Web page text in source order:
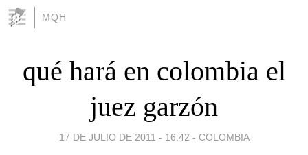
MQH
qué hará en colombia el
juez garzón
17 DE JULIO DE 2011 - 16:42 - COLOMBIA